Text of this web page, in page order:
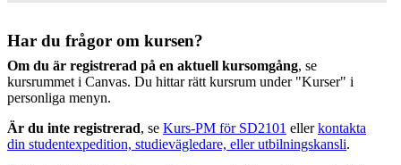
Har du frågor om kursen?
Om du är registrerad på en aktuell kursomgång, se
kursrummet i Canvas. Du hittar rätt kursrum under "Kurser" i
personliga menyn.
Är du inte registrerad, se Kurs-PM för SD2101 ellerkontakta
din studentexpedition, studievägledare, eller utbilningskansli.